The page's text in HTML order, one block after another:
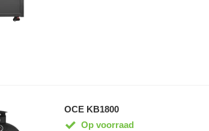
OCE KB1800
Op voorraad